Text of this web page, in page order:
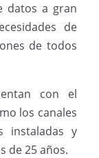
datos a gran
de
de todos
con el
los canales
instaladas y
de 25 años.